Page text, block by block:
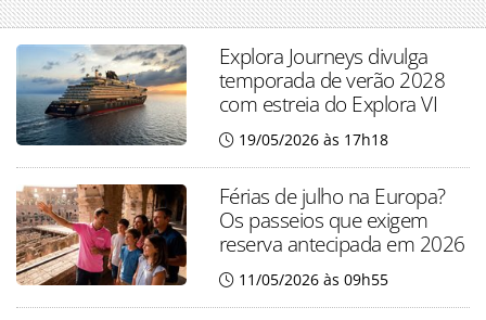
Explora Journeys divulga
temporada de verão 2028
com estreia do Explora VI
19/05/2026 às 17h18
Férias de julho na Europa?
Os passeios que exigem
reserva antecipada em 2026
11/05/2026 às 09h55